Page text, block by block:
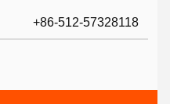
+86-512-57328118